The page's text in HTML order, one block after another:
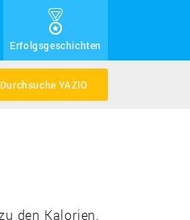
Erfolgsgeschichten
Durchsuche YAZIO
den Kalorien.